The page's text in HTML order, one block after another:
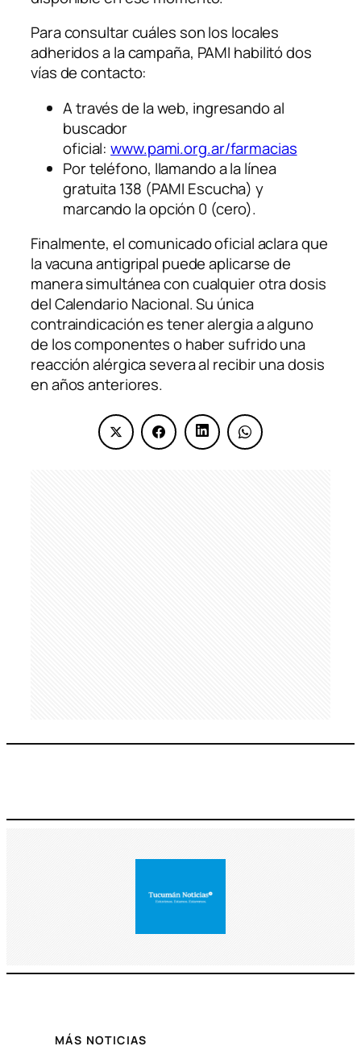
Para consultar cuáles son los locales
adheridos a la campaña, PAMI habilitó dos
vías de contacto:
A través de la web, ingresando al
buscador
oficial:www.pami.org.ar/farmacias
Por teléfono, llamando a la línea
gratuita 138 (PAMI Escucha) y
marcando la opción 0 (cero).
Finalmente, el comunicado oficial aclara que
la vacuna antigripal puede aplicarse de
manera simultánea con cualquier otra dosis
del Calendario Nacional. Su única
contraindicación es tener alergia a alguno
de los componentes o haber sufrido una
reacción alérgica severa al recibir una dosis
en años anteriores.
MÁS NOTICIAS